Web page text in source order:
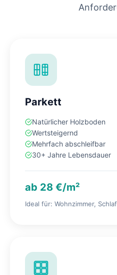
Parkett
Natürlicher Holzboden
Wertsteigernd
Mehrfach abschleifbar
30+ Jahre Lebensdauer
ab 28 €/m²
Ideal für: Wohnzimmer,